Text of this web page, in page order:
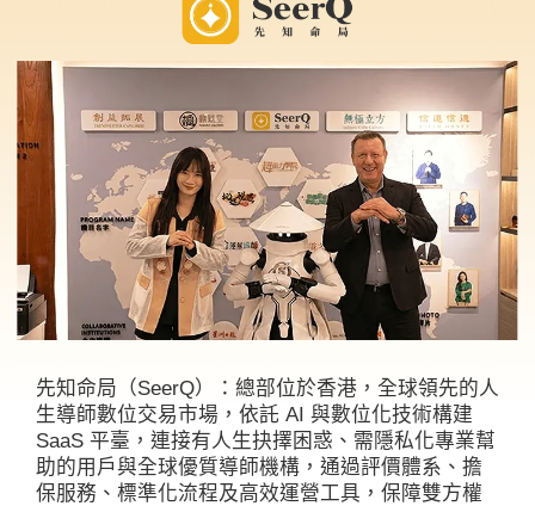
先知命局（SeerQ）：總部位於香港，全球領先的人
生導師數位交易市場，依託 AI 與數位化技術構建
SaaS 平臺，連接有人生抉擇困惑、需隱私化專業幫
助的用戶與全球優質導師機構，通過評價體系、擔
保服務、標準化流程及高效運營工具，保障雙方權